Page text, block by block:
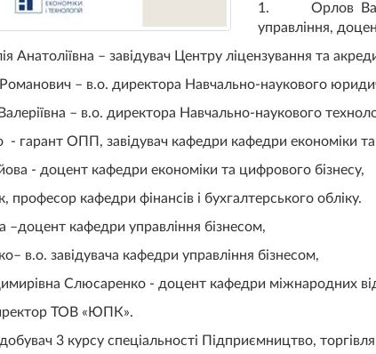
1. Орлов
управління,
– завідувач Центру ліцензування та
– в.о. директора Навчально-наукового
– в.о. директора Навчально-наукового
гарант ОПП, завідувач кафедри кафедри економіки та
- доцент кафедри економіки та цифрового бізнесу,
кафедри фінансів і бухгалтерського обліку.
кафедри управління бізнесом,
в.о. завідувача кафедри управління бізнесом,
Слюсаренко - доцент кафедри міжнародних
ТОВ «ЮПК».
3 курсу спеціальності Підприємництво, торгівля